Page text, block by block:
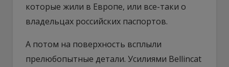
которые жили в Европе, или все-таки о
владельцах российских паспортов.
А потом на поверхность всплыли
прелюбопытные детали. Усилиями Bellincat